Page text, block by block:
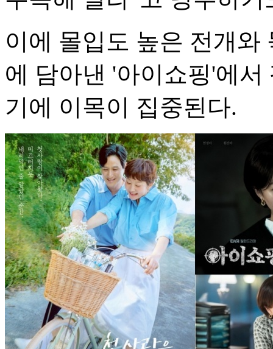
이에 몰입도 높은 전개와
에 담아낸 '아이쇼핑'에
기에 이목이 집중된다.